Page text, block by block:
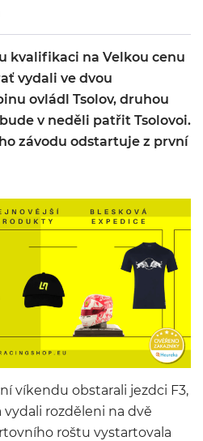
kvalifikaci na Velkou cenu
vydali ve dvou
ovládl Tsolov, druhou
v neděli patřit Tsolovoi.
závodu odstartuje z první
víkendu obstarali jezdci F3,
rozděleni na dvě
roštu vystartovala